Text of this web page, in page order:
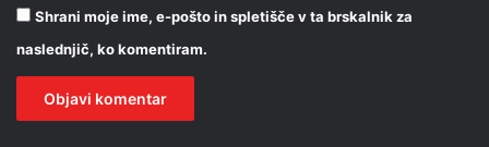
Shrani moje ime, e-pošto in spletišče v ta brskalnik za
naslednjič, ko komentiram.